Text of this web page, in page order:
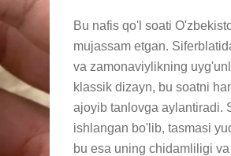
Bu nafis qo'l soati
mujassam etgan.
va zamonaviylikning
klassik dizayn, bu soatni
ajoyib tanlovga aylantiradi.
ishlangan bo'lib, tasmasi
bu esa uning chidamliligi